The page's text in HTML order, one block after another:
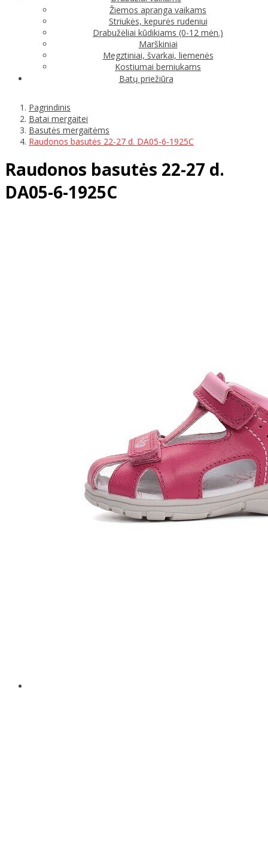
Žiemos apranga vaikams
Striukės, kepurės rudeniui
Drabužėliai kūdikiams (0-12 mėn.)
Marškiniai
Megztiniai, švarkai, liemenės
Kostiumai berniukams
Batų priežiūra
Pagrindinis
Batai mergaitei
Basutės mergaitėms
Raudonos basutės 22-27 d. DA05-6-1925C
Raudonos basutės 22-27 d.
DA05-6-1925C